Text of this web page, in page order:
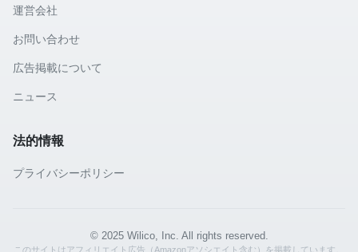
運営会社
お問い合わせ
広告掲載について
ニュース
法的情報
プライバシーポリシー
© 2025 Wilico, Inc. All rights reserved.
このサイトはアフィリエイト広告（Amazonアソシエイト含む）を掲載しています。